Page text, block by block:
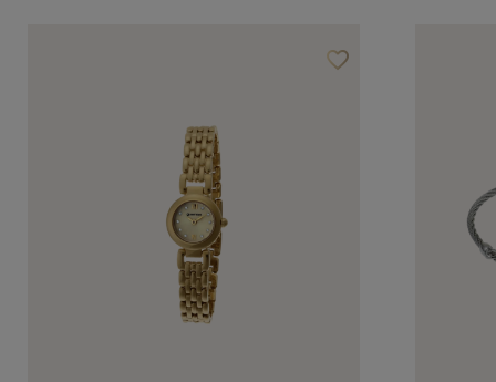
favorite_borderAjouter à vos favoris